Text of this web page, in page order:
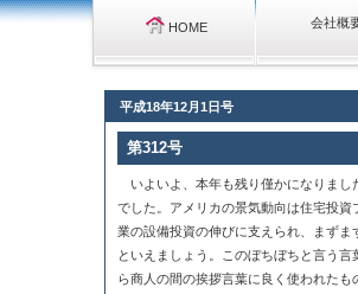
HOME 会社概
平成18年12月1日号
第312号
いよいよ、本年も残り僅かになりまし
でした。アメリカの景気動向は住宅投
業の設備投資の伸びに支えられ、まず
といえましょう。このぼちぼちと言う
ら商人の間の挨拶言葉に良く使われた